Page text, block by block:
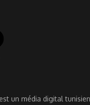
un média digital